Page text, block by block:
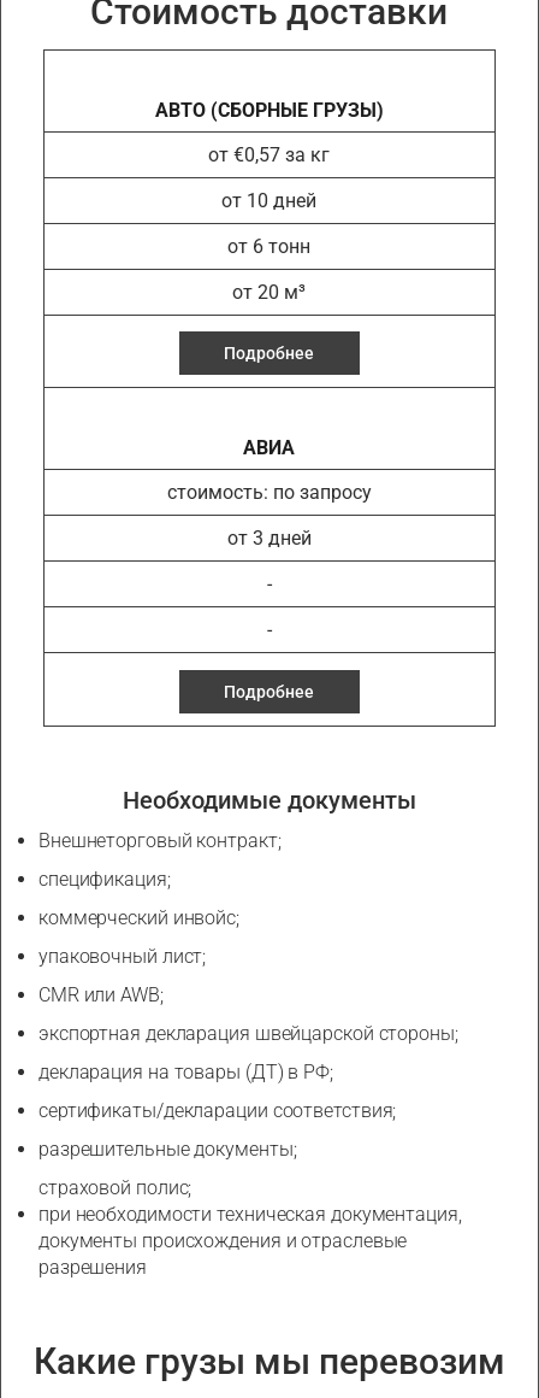
Стоимость доставки
АВТО (СБОРНЫЕ ГРУЗЫ)
от €0,57 за кг
от 10 дней
от 6 тонн
от 20 м³
Подробнее
АВИА
стоимость: по запросу
от 3 дней
-
-
Подробнее
Необходимые документы
Внешнеторговый контракт;
спецификация;
коммерческий инвойс;
упаковочный лист;
CMR или AWB;
экспортная декларация швейцарской стороны;
декларация на товары (ДТ) в РФ;
сертификаты/декларации соответствия;
разрешительные документы;
страховой полис;
при необходимости техническая документация,
документы происхождения и отраслевые
разрешения
Какие грузы мы перевозим